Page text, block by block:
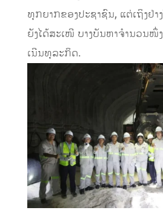
ທຸກຍາກຂອງປະຊາຊົນ, ແຕ່ເຖິງຢ່
ຍັງໄດ້ສະເໜີ ບາງບັນຫາຈໍານວນ
ເນີນທຸລະກິດ.